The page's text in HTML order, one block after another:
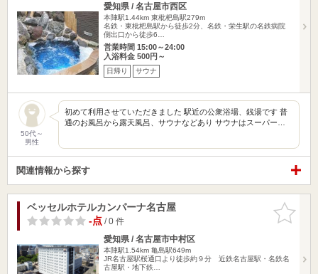
愛知県 / 名古屋市西区
本陣駅1.44km 東枇杷島駅279m
名鉄・東枇杷島駅から徒歩2分、名鉄・栄生駅の名鉄病院
側出口から徒歩6…
営業時間 15:00～24:00
入浴料金 500円～
日帰り サウナ
50代～
男性
初めて利用させていただきました 駅近の公衆浴場、銭湯です 普
通のお風呂から露天風呂、サウナなどあり サウナはスーパー…
関連情報から探す
お気に入
りに追加
ベッセルホテルカンパーナ名古屋
-点/ 0 件
愛知県 / 名古屋市中村区
本陣駅1.54km 亀島駅649m
JR名古屋駅桜通口より徒歩約９分 近鉄名古屋駅・名鉄名
古屋駅・地下鉄…